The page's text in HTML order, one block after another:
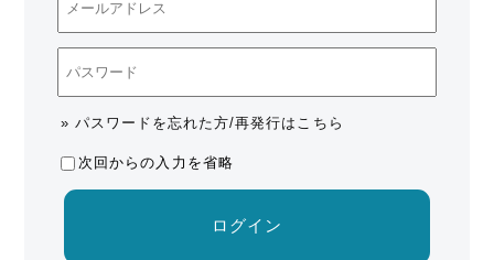
» パスワードを忘れた方/再発行はこちら
次回からの入力を省略
ログイン